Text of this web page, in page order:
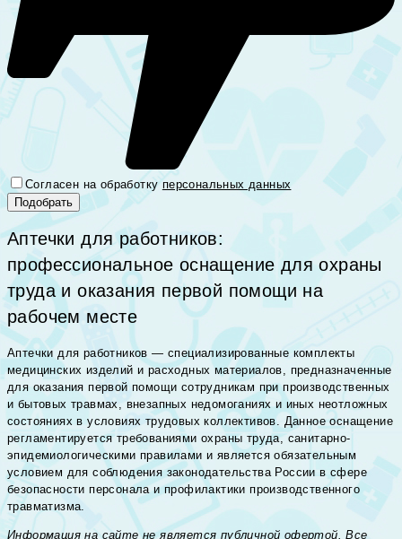
Согласен на обработкуперсональных данных
Аптечки для работников:
профессиональное оснащение для охраны
труда и оказания первой помощи на
рабочем месте
Аптечки для работников — специализированные комплекты
медицинских изделий и расходных материалов, предназначенные
для оказания первой помощи сотрудникам при производственных
и бытовых травмах, внезапных недомоганиях и иных неотложных
состояниях в условиях трудовых коллективов. Данное оснащение
регламентируется требованиями охраны труда, санитарно-
эпидемиологическими правилами и является обязательным
условием для соблюдения законодательства России в сфере
безопасности персонала и профилактики производственного
травматизма.
Информация на сайте не является публичной офертой. Все